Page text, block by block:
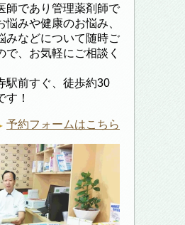
師であり管理薬剤師で
みや健康のお悩み、
みなどについて随時ご
、お気軽にご相談く
駅前すぐ、徒歩約30
！
予約フォームはこちら